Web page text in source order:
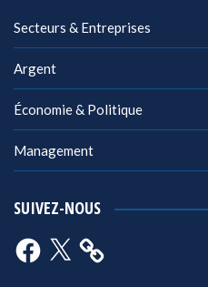
Secteurs & Entreprises
Argent
Économie & Politique
Management
SUIVEZ-NOUS
Facebook
X